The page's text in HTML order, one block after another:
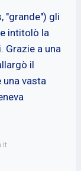
"grande") gli
intitolò la
Grazie a una
il
vasta